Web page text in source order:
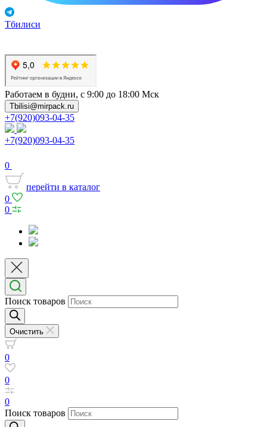
Тбилиси
Работаем в будни, с 9:00 до 18:00 Мск
Tbilisi@mirpack.ru
+7(920)093-04-35
+7(920)093-04-35
0
перейти в каталог
0
0
Поиск товаров
Очистить
0
0
0
Поиск товаров